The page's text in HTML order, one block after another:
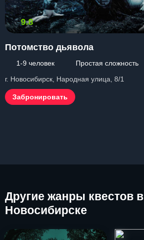
9.8
Потомство дьявола
1-9 человек
Простая сложность
г. Новосибирск, Народная улица, 8/1
Забронировать
Другие жанры квестов в
Новосибирске